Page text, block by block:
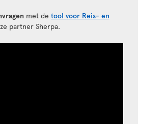
met de tool voor Reis- en
partner Sherpa.